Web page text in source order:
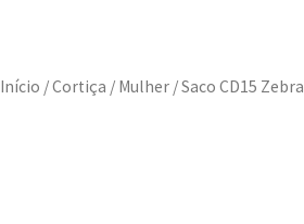
Início /Cortiça / Mulher / Saco CD15 Zebra